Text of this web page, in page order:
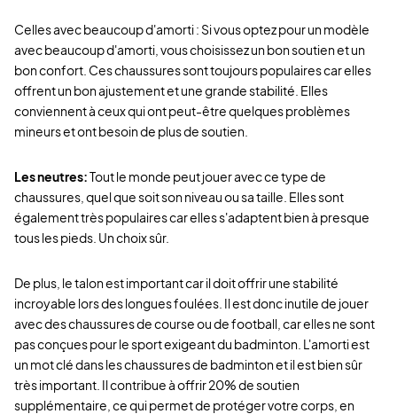
Celles avec beaucoup d'amorti : Si vous optez pour un modèle
avec beaucoup d'amorti, vous choisissez un bon soutien et un
bon confort. Ces chaussures sont toujours populaires car elles
offrent un bon ajustement et une grande stabilité. Elles
conviennent à ceux qui ont peut-être quelques problèmes
mineurs et ont besoin de plus de soutien.
Les neutres:Tout le monde peut jouer avec ce type de
chaussures, quel que soit son niveau ou sa taille. Elles sont
également très populaires car elles s'adaptent bien à presque
tous les pieds. Un choix sûr.
De plus, le talon est important car il doit offrir une stabilité
incroyable lors des longues foulées. Il est donc inutile de jouer
avec des chaussures de course ou de football, car elles ne sont
pas conçues pour le sport exigeant du badminton. L'amorti est
un mot clé dans les chaussures de badminton et il est bien sûr
très important. Il contribue à offrir 20% de soutien
supplémentaire, ce qui permet de protéger votre corps, en